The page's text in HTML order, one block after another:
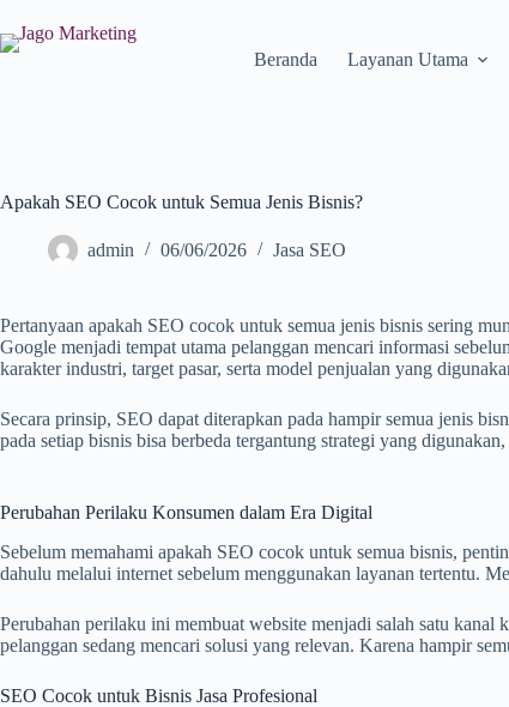
Beranda Layanan Utama
Apakah SEO Cocok untuk Semua Jenis Bisnis?
admin 06/06/2026 Jasa SEO
Pertanyaan apakah SEO cocok untuk semua jenis bisnis sering
Google menjadi tempat utama pelanggan mencari informasi
karakter industri, target pasar, serta model penjualan yang
Secara prinsip, SEO dapat diterapkan pada hampir semua jenis
pada setiap bisnis bisa berbeda tergantung strategi yang
Perubahan Perilaku Konsumen dalam Era Digital
Sebelum memahami apakah SEO cocok untuk semua bisnis,
dahulu melalui internet sebelum menggunakan layanan tertentu.
Perubahan perilaku ini membuat website menjadi salah satu kanal
pelanggan sedang mencari solusi yang relevan. Karena hampir
SEO Cocok untuk Bisnis Jasa Profesional